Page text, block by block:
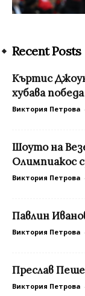
Recent Posts
Къртис
хубава
Виктория Петрова -
Шоуто на
Олимпиакос
Виктория Петрова -
Павлин
Виктория Петрова -
Преслав
Виктория Петрова -